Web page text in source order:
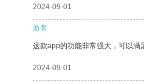
2024-09-01
游客
这款app的功能非常强大，可以满
2024-09-01